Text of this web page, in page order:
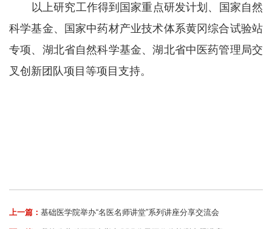
以上研究工作得到国家重点研发计划、国家自然
科学基金、国家中药材产业技术体系黄冈综合试验站
专项、湖北省自然科学基金、湖北省中医药管理局交
叉创新团队项目等项目支持。
上一篇： 基础医学院举办“名医名师讲堂”系列讲座分享交流会